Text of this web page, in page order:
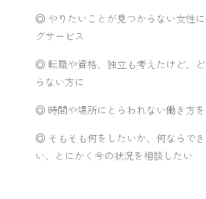
◎ やりたいことが見つからない女性
グサービス
◎ 転職や資格、独立も考えたけど、
らない方に
◎ 時間や場所にとらわれない働き方
◎ そもそも何をしたいか、何ならで
い、とにかく今の状況を相談したい